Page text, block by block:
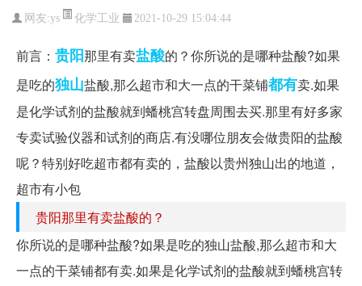
网友:ys 化学工业 2021-10-29 15:04:44
前言： 贵阳那里有卖盐酸的？你所说的是哪种盐酸?如果
是吃的独山盐酸,那么超市和大一点的干菜铺都有卖.如果
是化学试剂的盐酸就到蟠桃宫转盘周围去买.那里有好多家
专卖试验仪器和试剂的商店.有没哪位朋友会做贵阳的盐酸
呢？特别好吃超市都有卖的，盐酸以贵州独山出的地道，
超市有小包
贵阳那里有卖盐酸的？
你所说的是哪种盐酸?如果是吃的独山盐酸,那么超市和大
一点的干菜铺都有卖.如果是化学试剂的盐酸就到蟠桃宫转